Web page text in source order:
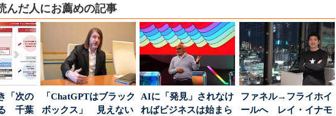
んだ人にお薦めの記事
「次の
千葉
「ChatGPTはブラック
ボックス」 見えない
AIに「発見」されなけ
ればビジネスは始まら
ファネル→フライホイ
ールへ レイ・イナモ